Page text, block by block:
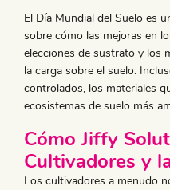
El Día Mundial del Suelo es
sobre cómo las mejoras en
elecciones de sustrato y los
la carga sobre el suelo.
controlados, los materiales
ecosistemas de suelo más
​Cómo Jiffy
Cultivadores y
​Los cultivadores a menudo